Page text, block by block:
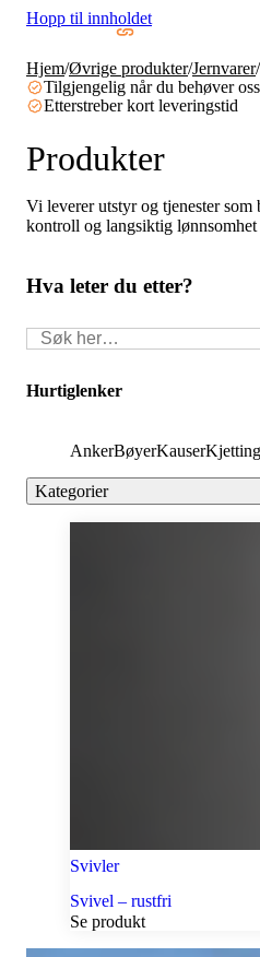
Hopp til innholdet
Hjem/Øvrige produkter/Jernvarer/
Tilgjengelig når du behøver oss
Etterstreber kort leveringstid
Produkter
Vi leverer utstyr og tjenester
kontroll og langsiktig
Hva leter du etter?
Søk
for:
Hurtiglenker
AnkerBøyerKauserKjetting
Kategorier
Svivler
Svivel – rustfri
Se produkt